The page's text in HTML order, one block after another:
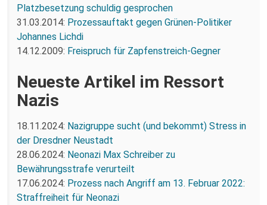
Platzbesetzung schuldig gesprochen
31.03.2014: Prozessauftakt gegen Grünen-Politiker
Johannes Lichdi
14.12.2009: Freispruch für Zapfenstreich-Gegner
Neueste Artikel im Ressort
Nazis
18.11.2024: Nazigruppe sucht (und bekommt) Stress in
der Dresdner Neustadt
28.06.2024: Neonazi Max Schreiber zu
Bewährungsstrafe verurteilt
17.06.2024: Prozess nach Angriff am 13. Februar 2022:
Straffreiheit für Neonazi